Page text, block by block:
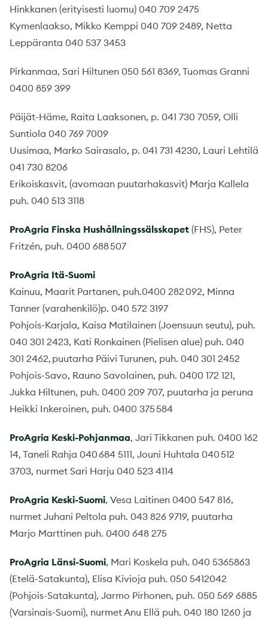
Hinkkanen (erityisesti luomu) 040 709 2475
Kymenlaakso, Mikko Kemppi 040 709 2489, Netta
Leppäranta 040 537 3453
Pirkanmaa, Sari Hiltunen 050 561 8369, Tuomas Granni
0400 859 399
Päijät-Häme, Raita Laaksonen, p. 041 730 7059, Olli
Suntiola 040 769 7009
Uusimaa, Marko Sairasalo, p. 041 731 4230, Lauri Lehtilä
041 730 8206
Erikoiskasvit, (avomaan puutarhakasvit) Marja Kallela
puh. 040 513 3118
ProAgria Finska Hushållningssälsskapet (FHS), Peter
Fritzén, puh. 0400 688 507
ProAgria Itä-Suomi
Kainuu, Maarit Partanen, puh.0400 282 092, Minna
Tanner (varahenkilö)p. 040 572 3197
Pohjois-Karjala, Kaisa Matilainen (Joensuun seutu), puh.
040 301 2423, Kati Ronkainen (Pielisen alue) puh. 040
301 2462, puutarha Päivi Turunen, puh. 040 301 2452
Pohjois-Savo, Rauno Savolainen, puh. 0400 172 121,
Jukka Hiltunen, puh. 0400 209 707, puutarha ja peruna
Heikki Inkeroinen, puh. 0400 375 584
ProAgria Keski-Pohjanmaa, Jari Tikkanen puh. 0400 162
14, Taneli Rahja 040 684 5111, Jouni Huhtala 040 512
3703, nurmet Sari Harju 040 523 4114
ProAgria Keski-Suomi, Vesa Laitinen 0400 547 816,
nurmet Juhani Peltola puh. 043 826 9719, puutarha
Marjo Marttinen puh. 0400 648 275
ProAgria Länsi-Suomi, Mari Koskela puh. 040 5365863
(Etelä-Satakunta), Elisa Kivioja puh. 050 5412042
(Pohjois-Satakunta), Jarmo Pirhonen, puh. 050 569 6885
(Varsinais-Suomi), nurmet Anu Ellä puh. 040 180 1260 ja